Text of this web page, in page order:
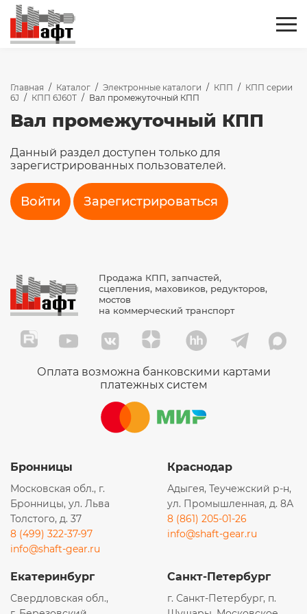
Главная / Каталог / Электронные каталоги / КПП / КПП серии
6J / КПП 6J60T / Вал промежуточный КПП
Вал промежуточный КПП
Данный раздел доступен только для
зарегистрированных пользователей.
Войти Зарегистрироваться
Продажа КПП, запчастей,
сцепления, маховиков, редукторов,
мостов
на коммерческий транспорт
Оплата возможна банковскими картами
платежных систем
Бронницы
Московская обл., г.
Бронницы, ул. Льва
Толстого, д. 37
8 (499) 322-37-97
info@shaft-gear.ru
Краснодар
Адыгея, Теучежский р-н,
ул. Промышленная, д. 8А
8 (861) 205-01-26
info@shaft-gear.ru
Екатеринбург
Свердловская обл.,
Санкт-Петербург
г. Санкт-Петербург, п.